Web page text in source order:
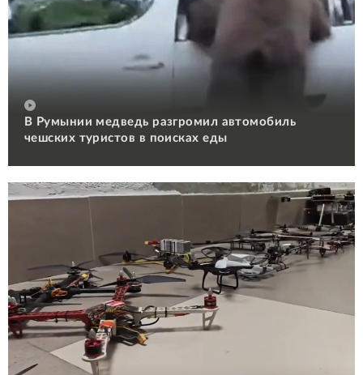
В Румынии медведь разгромил автомобиль
чешских туристов в поисках еды